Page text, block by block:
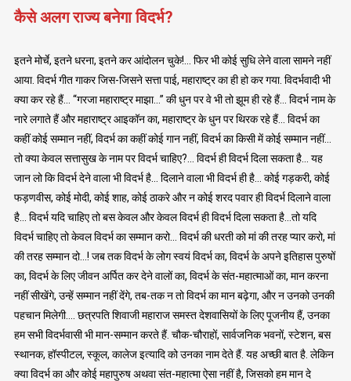
कैसे अलग राज्य बनेगा विदर्भ?
इतने मोर्चे, इतने धरना, इतने कर आंदोलन चुके!… फिर भी कोई सुधि लेने वाला सामने नहीं
आया. विदर्भ गीत गाकर जिस-जिसने सत्ता पाई, महाराष्ट्र का ही हो कर गया. विदर्भवादी भी
क्या कर रहे हैं… “गरजा महाराष्ट्र माझा…” की धुन पर वे भी तो झूम ही रहे हैं… विदर्भ नाम के
नारे लगाते हैं और महाराष्ट्र आइकॉन का, महाराष्ट्र के धुन पर थिरक रहे हैं… विदर्भ का
कहीं कोई सम्मान नहीं, विदर्भ का कहीं कोई गान नहीं, विदर्भ का किसी में कोई सम्मान नहीं…
तो क्या केवल सत्तासुख के नाम पर विदर्भ चाहिए?… विदर्भ ही विदर्भ दिला सकता है… यह
जान लो कि विदर्भ देने वाला भी विदर्भ है… दिलाने वाला भी विदर्भ ही है… कोई गड़करी, कोई
फड़णवीस, कोई मोदी, कोई शाह, कोई ठाकरे और न कोई शरद पवार ही विदर्भ दिलाने वाला
है… विदर्भ यदि चाहिए तो बस केवल और केवल विदर्भ ही विदर्भ दिला सकता है…तो यदि
विदर्भ चाहिए तो केवल विदर्भ का सम्मान करो… विदर्भ की धरती को मां की तरह प्यार करो, मां
की तरह सम्मान दो…! जब तक विदर्भ के लोग स्वयं विदर्भ का, विदर्भ के अपने इतिहास पुरुषों
का, विदर्भ के लिए जीवन अर्पित कर देने वालों का, विदर्भ के संत-महात्माओं का, मान करना
नहीं सीखेंगे, उन्हें सम्मान नहीं देंगे, तब-तक न तो विदर्भ का मान बढ़ेगा, और न उनको उनकी
पहचान मिलेगी…. छत्रपति शिवाजी महाराज समस्त देशवासियों के लिए पूजनीय हैं, उनका
हम सभी विदर्भवासी भी मान-सम्मान करते हैं. चौक-चौराहों, सार्वजनिक भवनों, स्टेशन, बस
स्थानक, हॉस्पीटल, स्कूल, कालेज इत्यादि को उनका नाम देते हैं. यह अच्छी बात है. लेकिन
क्या विदर्भ का और कोई महापुरुष अथवा संत-महात्मा ऐसा नहीं है, जिसको हम मान दे